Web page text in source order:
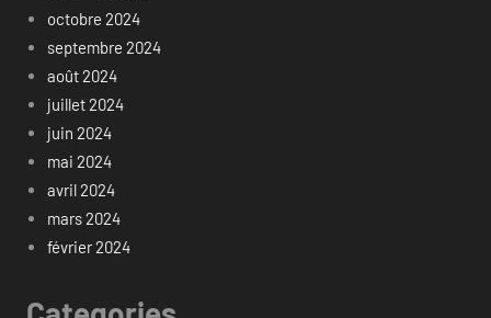
octobre 2024
septembre 2024
août 2024
juillet 2024
juin 2024
mai 2024
avril 2024
mars 2024
février 2024